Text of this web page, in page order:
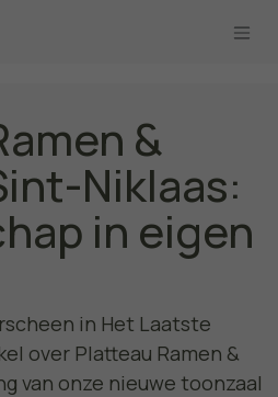
&
Niklaas:
in eigen
in Het Laatste
over Platteau Ramen &
van onze nieuwe toonzaal